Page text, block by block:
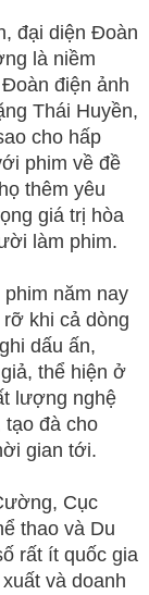
đại diện Đoàn
là niềm
điện ảnh
Thái Huyền,
cho hấp
phim về đề
thêm yêu
giá trị hòa
làm phim.
năm nay
khi cả dòng
dấu ấn,
thể hiện ở
lượng nghệ
đà cho
gian tới.
Cục
thao và Du
rất ít quốc gia
và doanh